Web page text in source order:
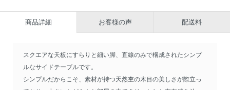
商品詳細 お客様の声 配送料
スクエアな天板にすらりと細い脚、直線のみで構成されたシンプ
ルなサイドテーブルです。
シンプルだからこそ、素材が持つ天然杢の木目の美しさが際立っ